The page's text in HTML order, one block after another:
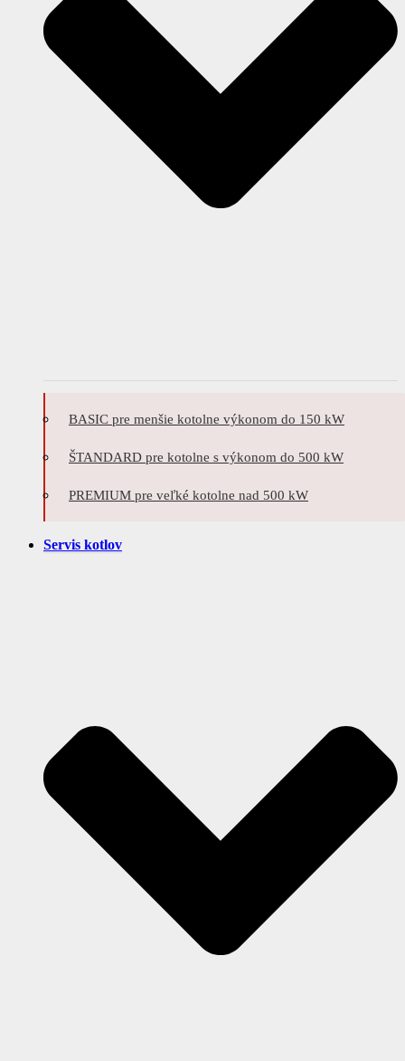
BASIC pre menšie kotolne výkonom do 150 kW
ŠTANDARD pre kotolne s výkonom do 500 kW
PREMIUM pre veľké kotolne nad 500 kW
Servis kotlov